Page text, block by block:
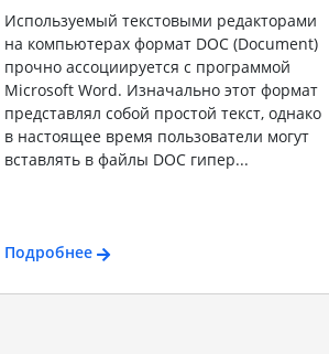
Используемый текстовыми редакторами
на компьютерах формат DOC (Document)
прочно ассоциируется с программой
Microsoft Word. Изначально этот формат
представлял собой простой текст, однако
в настоящее время пользователи могут
вставлять в файлы DOC гипер...
Подробнее